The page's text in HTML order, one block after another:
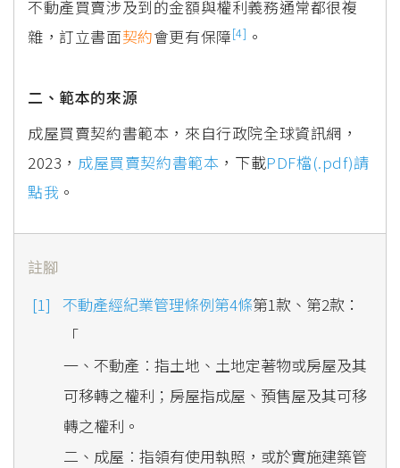
不動產買賣涉及到的金額與權利義務通常都很複
雜，訂立書面契約會更有保障[4] 。
二、範本的來源
成屋買賣契約書範本，來自行政院全球資訊網，
2023， 成屋買賣契約書範本 ，下載PDF檔(.pdf)請
點我 。
註腳
不動產經紀業管理條例第4條第1款、第2款：
「
一、不動產︰指土地、土地定著物或房屋及其
可移轉之權利；房屋指成屋、預售屋及其可移
轉之權利。
二、成屋︰指領有使用執照，或於實施建築管